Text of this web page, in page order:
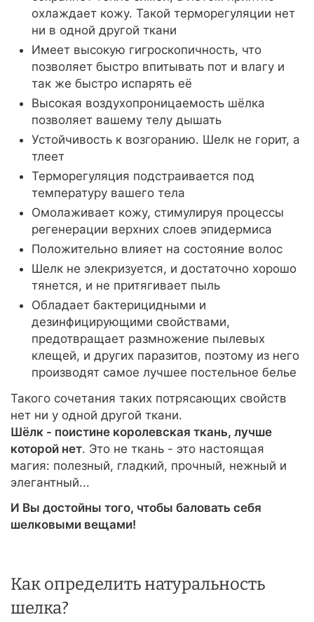
охлаждает кожу. Такой терморегуляции нет
ни в одной другой ткани
Имеет высокую гигроскопичность, что
позволяет быстро впитывать пот и влагу и
так же быстро испарять её
Высокая воздухопроницаемость шёлка
позволяет вашему телу дышать
Устойчивость к возгоранию. Шелк не горит, а
тлеет
Терморегуляция подстраивается под
температуру вашего тела
Омолаживает кожу, стимулируя процессы
регенерации верхних слоев эпидермиса
Положительно влияет на состояние волос
Шелк не элекризуется, и достаточно хорошо
тянется, и не притягивает пыль
Обладает бактерицидными и
дезинфицирующими свойствами,
предотвращает размножение пылевых
клещей, и других паразитов, поэтому из него
производят самое лучшее постельное белье
Такого сочетания таких потрясающих свойств
нет ни у одной другой ткани.
Шёлк - поистине королевская ткань, лучше
которой нет. Это не ткань - это настоящая
магия: полезный, гладкий, прочный, нежный и
элегантный...
И Вы достойны того, чтобы баловать себя
шелковыми вещами!
Как определить натуральность
шелка?